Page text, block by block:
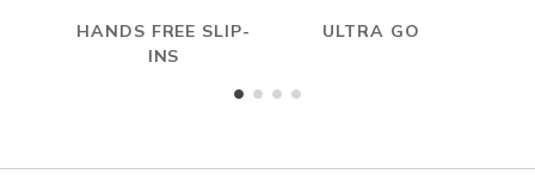
HANDS FREE SLIP-
INS
ULTRA GO